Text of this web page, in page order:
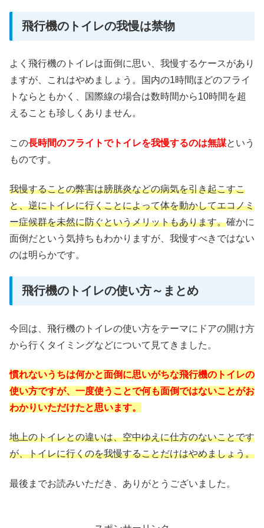
飛行機のトイレの我慢は禁物
よく飛行機のトイレは面倒に思い、我慢するケースがあり
ますが、これはやめましょう。国内の1時間ほどのフライ
トならともかく、国際線の場合は数時間から10時間を超
えることも珍しくありません。
この長時間のフライトでトイレを我慢するのは無謀という
ものです。
我慢することの弊害は膀胱炎などの病気を引き起こすこ
と、逆にトイレに行くことによって体を動かしてエコノミ
ー症候群を未然に防ぐというメリットもあります。確かに
面倒だという気持ちもわかりますが、我慢すべきではない
のは明らかです。
飛行機のトイレの使い方～まとめ
今回は、飛行機のトイレの使い方をテーマにドアの開け方
から行くタイミングなどについて見てきました。
慣れないうちは何かと面倒に思いがちな飛行機のトイレの
使い方ですが、一度使うことで何も面倒ではないことがお
わかりいただけたと思います。
地上のトイレとの違いは、空中ゆえに仕方のないことです
が、トイレに行くのを我慢することだけはやめましょう。
最後までお読みいただき、ありがとうございました。